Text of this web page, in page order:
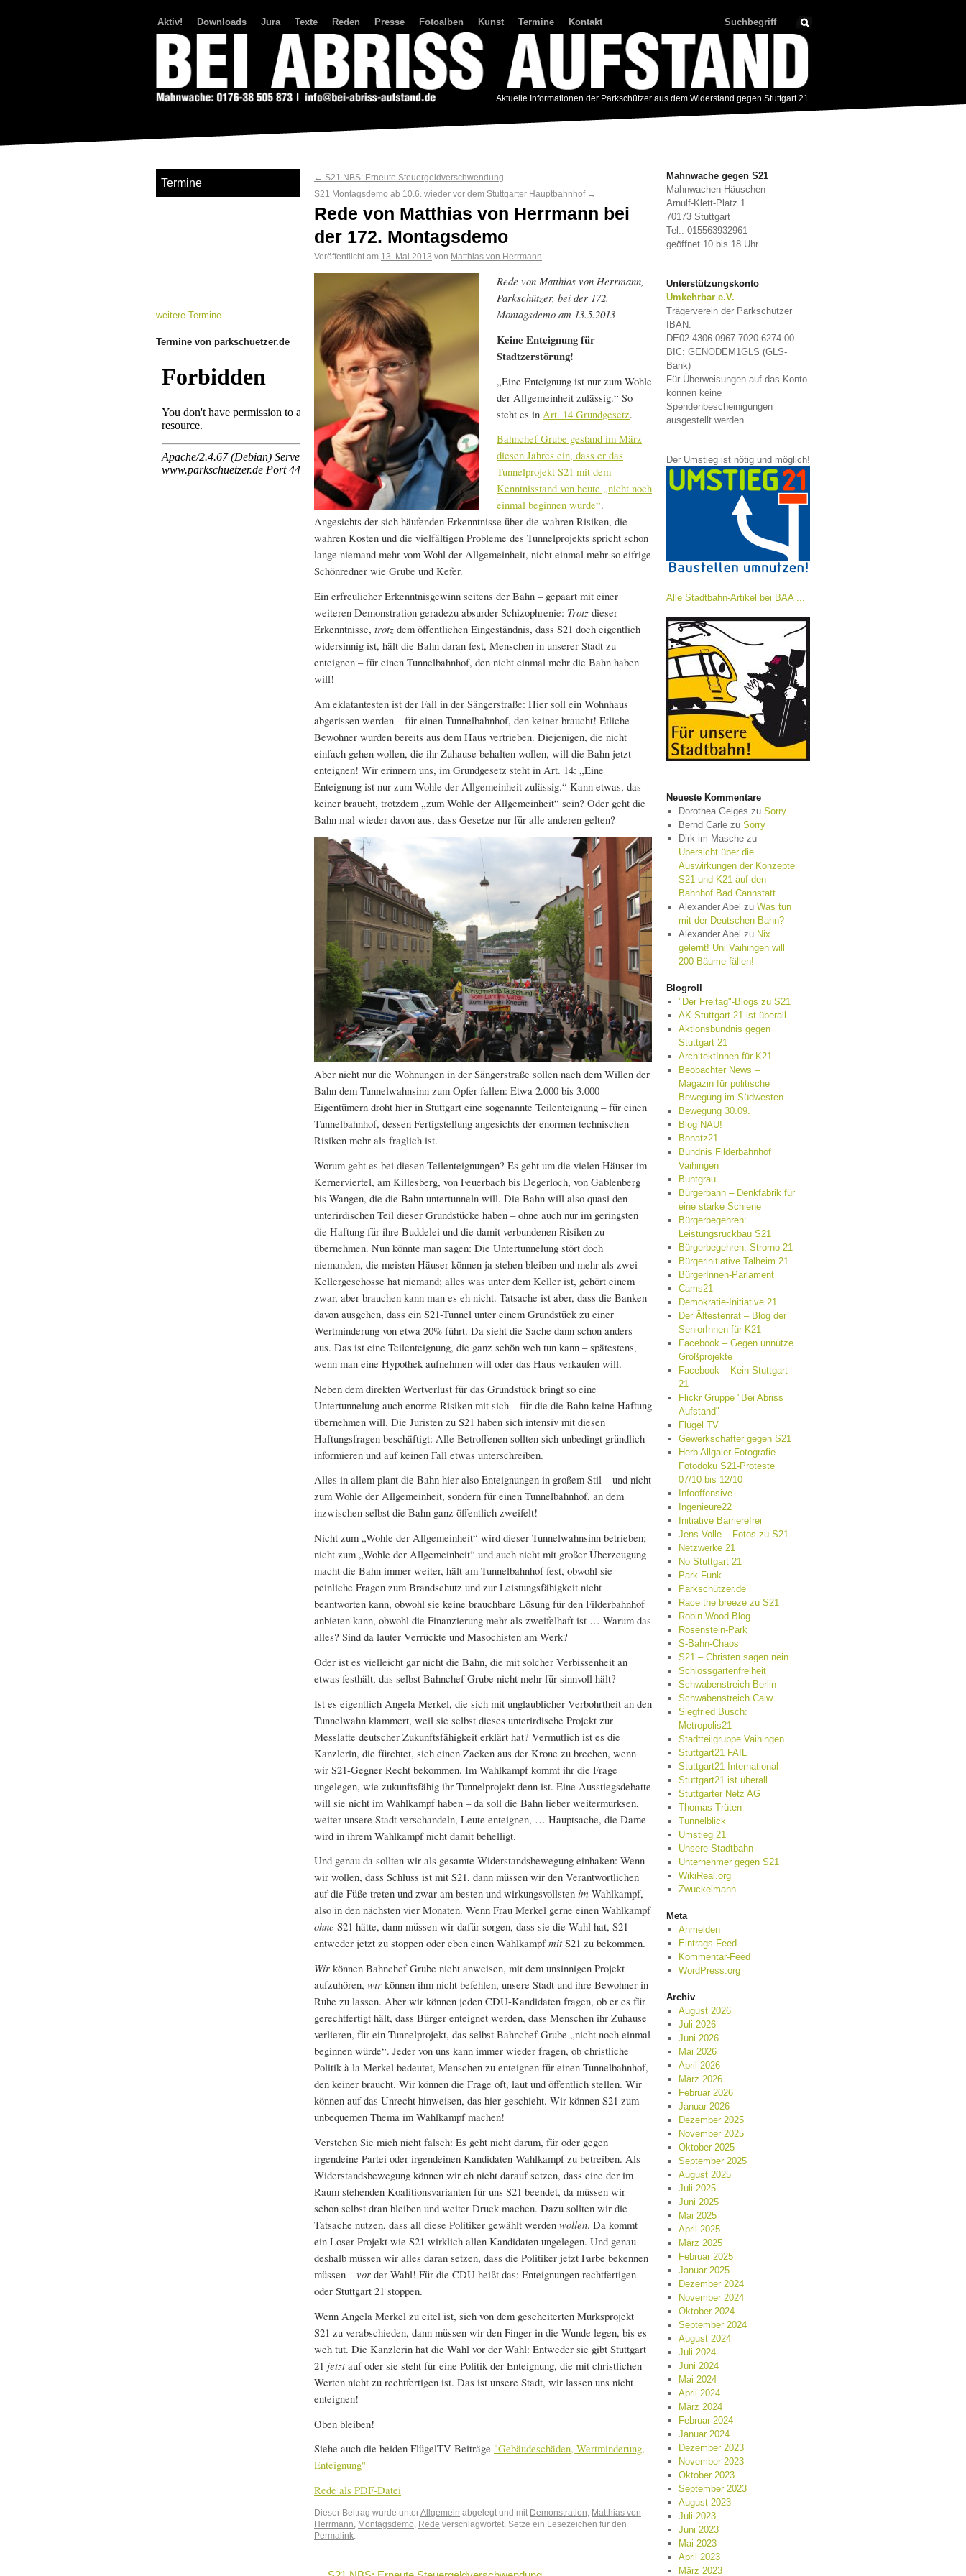
Aktiv! Downloads Jura Texte Reden Presse Fotoalben Kunst Termine Kontakt
Aktuelle Informationen der Parkschützer aus dem Widerstand gegen Stuttgart 21
← S21 NBS: Erneute Steuergeldverschwendung
S21 Montagsdemo ab 10.6. wieder vor dem Stuttgarter Hauptbahnhof →
Rede von Matthias von Herrmann bei
der 172. Montagsdemo
Veröffentlicht am 13. Mai 2013 von Matthias von Herrmann
Rede von Matthias von Herrmann,
Parkschützer, bei der 172.
Montagsdemo am 13.5.2013
Keine Enteignung für
Stadtzerstörung!
„Eine Enteignung ist nur zum Wohle
der Allgemeinheit zulässig.“ So
steht es in Art. 14 Grundgesetz.
Bahnchef Grube gestand im März
diesen Jahres ein, dass er das
Tunnelprojekt S21 mit dem
Kenntnisstand von heute „nicht noch
einmal beginnen würde“.
Angesichts der sich häufenden Erkenntnisse über die wahren Risiken, die
wahren Kosten und die vielfältigen Probleme des Tunnelprojekts spricht schon
lange niemand mehr vom Wohl der Allgemeinheit, nicht einmal mehr so eifrige
Schönredner wie Grube und Kefer.
Ein erfreulicher Erkenntnisgewinn seitens der Bahn – gepaart mit einer
weiteren Demonstration geradezu absurder Schizophrenie: Trotz dieser
Erkenntnisse, trotz dem öffentlichen Eingeständnis, dass S21 doch eigentlich
widersinnig ist, hält die Bahn daran fest, Menschen in unserer Stadt zu
enteignen – für einen Tunnelbahnhof, den nicht einmal mehr die Bahn haben
will!
Am eklatantesten ist der Fall in der Sängerstraße: Hier soll ein Wohnhaus
abgerissen werden – für einen Tunnelbahnhof, den keiner braucht! Etliche
Bewohner wurden bereits aus dem Haus vertrieben. Diejenigen, die nicht
einfach gehen wollen, die ihr Zuhause behalten wollen, will die Bahn jetzt
enteignen! Wir erinnern uns, im Grundgesetz steht in Art. 14: „Eine
Enteignung ist nur zum Wohle der Allgemeinheit zulässig.“ Kann etwas, das
keiner braucht, trotzdem „zum Wohle der Allgemeinheit“ sein? Oder geht die
Bahn mal wieder davon aus, dass Gesetze nur für alle anderen gelten?
Aber nicht nur die Wohnungen in der Sängerstraße sollen nach dem Willen der
Bahn dem Tunnelwahnsinn zum Opfer fallen: Etwa 2.000 bis 3.000
Eigentümern droht hier in Stuttgart eine sogenannte Teilenteignung – für einen
Tunnelbahnhof, dessen Fertigstellung angesichts der enormen technischen
Risiken mehr als fraglich ist.
Worum geht es bei diesen Teilenteignungen? Es geht um die vielen Häuser im
Kernerviertel, am Killesberg, von Feuerbach bis Degerloch, von Gablenberg
bis Wangen, die die Bahn untertunneln will. Die Bahn will also quasi den
unterirdischen Teil dieser Grundstücke haben – ohne auch nur im geringsten
die Haftung für ihre Buddelei und die damit verbundenen Risiken zu
übernehmen. Nun könnte man sagen: Die Untertunnelung stört doch
niemanden, die meisten Häuser können ja stehen bleiben und mehr als zwei
Kellergeschosse hat niemand; alles was unter dem Keller ist, gehört einem
zwar, aber brauchen kann man es eh nicht. Tatsache ist aber, dass die Banken
davon ausgehen, dass ein S21-Tunnel unter einem Grundstück zu einer
Wertminderung von etwa 20% führt. Da sieht die Sache dann schon anders
aus. Das ist eine Teilenteignung, die ganz schön weh tun kann – spätestens,
wenn man eine Hypothek aufnehmen will oder das Haus verkaufen will.
Neben dem direkten Wertverlust für das Grundstück bringt so eine
Untertunnelung auch enorme Risiken mit sich – für die die Bahn keine Haftung
übernehmen will. Die Juristen zu S21 haben sich intensiv mit diesen
Haftungsfragen beschäftigt: Alle Betroffenen sollten sich unbedingt gründlich
informieren und auf keinen Fall etwas unterschreiben.
Alles in allem plant die Bahn hier also Enteignungen in großem Stil – und nicht
zum Wohle der Allgemeinheit, sondern für einen Tunnelbahnhof, an dem
inzwischen selbst die Bahn ganz öffentlich zweifelt!
Nicht zum „Wohle der Allgemeinheit“ wird dieser Tunnelwahnsinn betrieben;
nicht zum „Wohle der Allgemeinheit“ und auch nicht mit großer Überzeugung
macht die Bahn immer weiter, hält am Tunnelbahnhof fest, obwohl sie
peinliche Fragen zum Brandschutz und zur Leistungsfähigkeit nicht
beantworten kann, obwohl sie keine brauchbare Lösung für den Filderbahnhof
anbieten kann, obwohl die Finanzierung mehr als zweifelhaft ist … Warum das
alles? Sind da lauter Verrückte und Masochisten am Werk?
Oder ist es vielleicht gar nicht die Bahn, die mit solcher Verbissenheit an
etwas festhält, das selbst Bahnchef Grube nicht mehr für sinnvoll hält?
Ist es eigentlich Angela Merkel, die sich mit unglaublicher Verbohrtheit an den
Tunnelwahn klammert, weil sie selbst dieses unterirdische Projekt zur
Messlatte deutscher Zukunftsfähigkeit erklärt hat? Vermutlich ist es die
Kanzlerin, die fürchtet, sich einen Zacken aus der Krone zu brechen, wenn
wir S21-Gegner Recht bekommen. Im Wahlkampf kommt ihr die Frage
ungelegen, wie zukunftsfähig ihr Tunnelprojekt denn ist. Eine Ausstiegsdebatte
will sie nicht im Wahlkampf haben – da soll die Bahn lieber weitermurksen,
weiter unsere Stadt verschandeln, Leute enteignen, … Hauptsache, die Dame
wird in ihrem Wahlkampf nicht damit behelligt.
Und genau da sollten wir als gesamte Widerstandsbewegung einhaken: Wenn
wir wollen, dass Schluss ist mit S21, dann müssen wir den Verantwortlichen
auf die Füße treten und zwar am besten und wirkungsvollsten im Wahlkampf,
also in den nächsten vier Monaten. Wenn Frau Merkel gerne einen Wahlkampf
ohne S21 hätte, dann müssen wir dafür sorgen, dass sie die Wahl hat, S21
entweder jetzt zu stoppen oder eben einen WahlkampfmitS21 zu bekommen.
Wir können Bahnchef Grube nicht anweisen, mit dem unsinnigen Projekt
aufzuhören, wir können ihm nicht befehlen, unsere Stadt und ihre Bewohner in
Ruhe zu lassen. Aber wir können jeden CDU-Kandidaten fragen, ob er es für
gerechtfertigt hält, dass Bürger enteignet werden, dass Menschen ihr Zuhause
verlieren, für ein Tunnelprojekt, das selbst Bahnchef Grube „nicht noch einmal
beginnen würde“. Jeder von uns kann immer wieder fragen, ob christliche
Politik à la Merkel bedeutet, Menschen zu enteignen für einen Tunnelbahnhof,
den keiner braucht. Wir können die Frage oft, laut und öffentlich stellen. Wir
können auf das Unrecht hinweisen, das hier geschieht. Wir können S21 zum
unbequemen Thema im Wahlkampf machen!
Verstehen Sie mich nicht falsch: Es geht nicht darum, für oder gegen
irgendeine Partei oder irgendeinen Kandidaten Wahlkampf zu betreiben. Als
Widerstandsbewegung können wir eh nicht darauf setzen, dass eine der im
Raum stehenden Koalitionsvarianten für uns S21 beendet, da müssen wir
schon selbst dran bleiben und weiter Druck machen. Dazu sollten wir die
Tatsache nutzen, dass all diese Politiker gewählt werden wollen. Da kommt
ein Loser-Projekt wie S21 wirklich allen Kandidaten ungelegen. Und genau
deshalb müssen wir alles daran setzen, dass die Politiker jetzt Farbe bekennen
müssen –vor der Wahl! Für die CDU heißt das: Enteignungen rechtfertigen
oder Stuttgart 21 stoppen.
Wenn Angela Merkel zu eitel ist, sich von dem gescheiterten Murksprojekt
S21 zu verabschieden, dann müssen wir den Finger in die Wunde legen, bis es
weh tut. Die Kanzlerin hat die Wahl vor der Wahl: Entweder sie gibt Stuttgart
21 jetztauf oder sie steht für eine Politik der Enteignung, die mit christlichen
Werten nicht zu rechtfertigen ist. Das ist unsere Stadt, wir lassen uns nicht
enteignen!
Oben bleiben!
Siehe auch die beiden FlügelTV-Beiträge "Gebäudeschäden, Wertminderung,
Enteignung"
Rede als PDF-Datei
Dieser Beitrag wurde unterAllgemein abgelegt und mit Demonstration
Matthias von
Herrmann
Montagsdemo Rede verschlagwortet. Setze ein Lesezeichen für den
Permalink
Termine
weitere Termine
Termine von parkschuetzer.de
Mahnwache gegen S21
Mahnwachen-Häuschen
Arnulf-Klett-Platz 1
70173 Stuttgart
Tel.: 015563932961
geöffnet 10 bis 18 Uhr
Unterstützungskonto
Umkehrbar e.V.
Trägerverein der Parkschützer
IBAN:
DE02 4306 0967 7020 6274 00
BIC: GENODEM1GLS (GLS-
Bank)
Für Überweisungen auf das Konto
können keine
Spendenbescheinigungen
ausgestellt werden.
Der Umstieg ist nötig und möglich!
Alle Stadtbahn-Artikel bei BAA ...
Neueste Kommentare
Dorothea Geiges zu Sorry
Bernd Carlezu Sorry
Dirk im Maschezu
Übersicht über die
Auswirkungen der Konzepte
S21 und K21 auf den
Bahnhof Bad Cannstatt
Alexander Abel zu Was tun
mit der Deutschen Bahn?
Alexander Abel zu Nix
gelernt! Uni Vaihingen will
200 Bäume fällen!
Blogroll
"Der Freitag"-Blogs zu S21
AK Stuttgart 21 ist überall
Aktionsbündnis gegen
Stuttgart 21
ArchitektInnen für K21
Beobachter News –
Magazin für politische
Bewegung im Südwesten
Bewegung 30.09.
Blog NAU!
Bonatz21
Bündnis Filderbahnhof
Vaihingen
Buntgrau
Bürgerbahn – Denkfabrik für
eine starke Schiene
Bürgerbegehren:
Leistungsrückbau S21
Bürgerbegehren: Strorno 21
Bürgerinitiative Talheim 21
BürgerInnen-Parlament
Cams21
Demokratie-Initiative 21
Der Ältestenrat – Blog der
SeniorInnen für K21
Facebook – Gegen unnütze
Großprojekte
Facebook – Kein Stuttgart
21
Flickr Gruppe "Bei Abriss
Aufstand"
Flügel TV
Gewerkschafter gegen S21
Herb Allgaier Fotografie –
Fotodoku S21-Proteste
07/10 bis 12/10
Infooffensive
Ingenieure22
Initiative Barrierefrei
Jens Volle – Fotos zu S21
Netzwerke 21
No Stuttgart 21
Park Funk
Parkschützer.de
Race the breeze zu S21
Robin Wood Blog
Rosenstein-Park
S-Bahn-Chaos
S21 – Christen sagen nein
Schlossgartenfreiheit
Schwabenstreich Berlin
Schwabenstreich Calw
Siegfried Busch:
Metropolis21
Stadtteilgruppe Vaihingen
Stuttgart21 FAIL
Stuttgart21 International
Stuttgart21 ist überall
Stuttgarter Netz AG
Thomas Trüten
Tunnelblick
Umstieg 21
Unsere Stadtbahn
Unternehmer gegen S21
WikiReal.org
Zwuckelmann
Meta
Anmelden
Eintrags-Feed
Kommentar-Feed
WordPress.org
Archiv
August 2026
Juli 2026
Juni 2026
Mai 2026
April 2026
März 2026
Februar 2026
Januar 2026
Dezember 2025
November 2025
Oktober 2025
September 2025
August 2025
Juli 2025
Juni 2025
Mai 2025
April 2025
März 2025
Februar 2025
Januar 2025
Dezember 2024
November 2024
Oktober 2024
September 2024
August 2024
Juli 2024
Juni 2024
Mai 2024
April 2024
März 2024
Februar 2024
Januar 2024
Dezember 2023
November 2023
Oktober 2023
September 2023
August 2023
Juli 2023
Juni 2023
Mai 2023
April 2023
März 2023